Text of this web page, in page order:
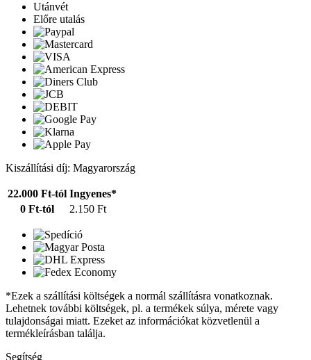
Utánvét
Előre utalás
Kiszállítási díj: Magyarország
22.000 Ft-tól Ingyenes*
0 Ft-tól
2.150 Ft
*Ezek a szállítási költségek a normál szállításra vonatkoznak.
Lehetnek további költségek, pl. a termékek súlya, mérete vagy
tulajdonságai miatt. Ezeket az információkat közvetlenül a
termékleírásban találja.
Segítség